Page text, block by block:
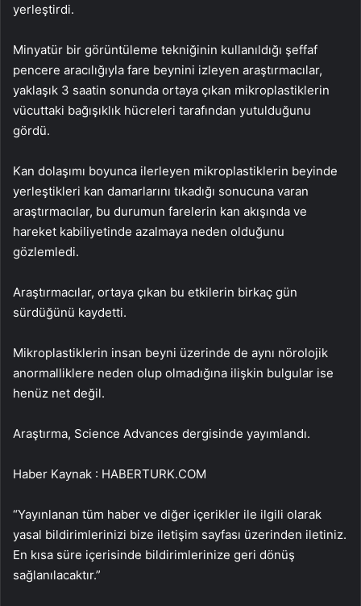
yerleştirdi.
Minyatür bir görüntüleme tekniğinin kullanıldığı şeffaf
pencere aracılığıyla fare beynini izleyen araştırmacılar,
yaklaşık 3 saatin sonunda ortaya çıkan mikroplastiklerin
vücuttaki bağışıklık hücreleri tarafından yutulduğunu
gördü.
Kan dolaşımı boyunca ilerleyen mikroplastiklerin beyinde
yerleştikleri kan damarlarını tıkadığı sonucuna varan
araştırmacılar, bu durumun farelerin kan akışında ve
hareket kabiliyetinde azalmaya neden olduğunu
gözlemledi.
Araştırmacılar, ortaya çıkan bu etkilerin birkaç gün
sürdüğünü kaydetti.
Mikroplastiklerin insan beyni üzerinde de aynı nörolojik
anormalliklere neden olup olmadığına ilişkin bulgular ise
henüz net değil.
Araştırma, Science Advances dergisinde yayımlandı.
Haber Kaynak : HABERTURK.COM
“Yayınlanan tüm haber ve diğer içerikler ile ilgili olarak
yasal bildirimlerinizi bize iletişim sayfası üzerinden iletiniz.
En kısa süre içerisinde bildirimlerinize geri dönüş
sağlanılacaktır.”